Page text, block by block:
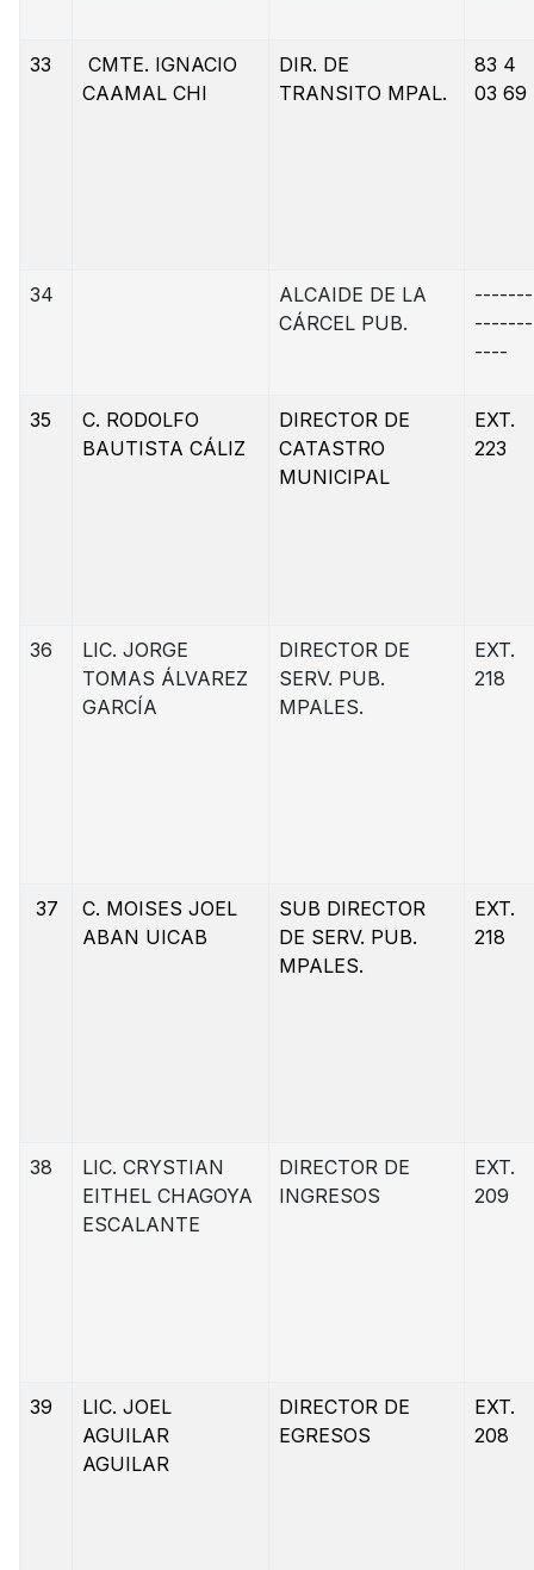
33
CMTE. IGNACIO
CAAMAL CHI
DIR. DE
TRANSITO MPAL.
83 4
03 69
34
ALCAIDE DE LA
CÁRCEL PUB.
-------
-------
----
35
C. RODOLFO
BAUTISTA CÁLIZ
DIRECTOR DE
CATASTRO
MUNICIPAL
EXT.
223
36
LIC. JORGE
TOMAS ÁLVAREZ
GARCÍA
DIRECTOR DE
SERV. PUB.
MPALES.
EXT.
218
37
C. MOISES JOEL
ABAN UICAB
SUB DIRECTOR
DE SERV. PUB.
MPALES.
EXT.
218
38
LIC. CRYSTIAN
EITHEL CHAGOYA
ESCALANTE
DIRECTOR DE
INGRESOS
EXT.
209
39
LIC. JOEL
AGUILAR
AGUILAR
DIRECTOR DE
EGRESOS
EXT.
208